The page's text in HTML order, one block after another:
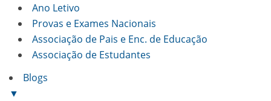
Ano Letivo
Provas e Exames Nacionais
Associação de Pais e Enc. de Educação
Associação de Estudantes
Blogs
▼